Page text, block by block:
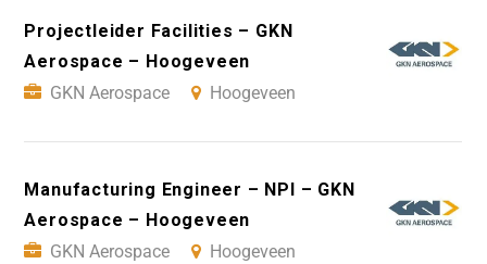
Projectleider Facilities – GKN
Aerospace – Hoogeveen
GKN Aerospace
Hoogeveen
Manufacturing Engineer – NPI – GKN
Aerospace – Hoogeveen
GKN Aerospace
Hoogeveen